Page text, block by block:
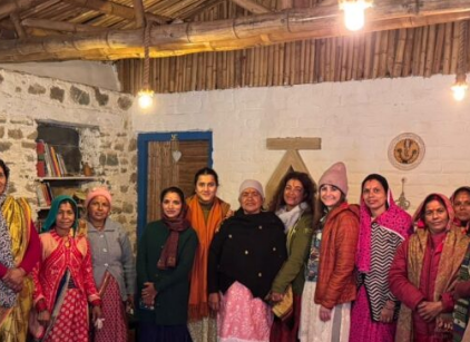
Projekte Über Futouris Aktuelles Newsletter